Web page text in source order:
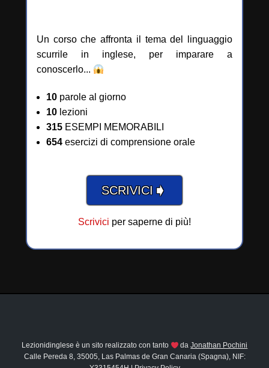
Un corso che affronta il tema del linguaggio
scurrile in inglese, per imparare a
conoscerlo...
10 parole al giorno
10 lezioni
315 ESEMPI MEMORABILI
654 esercizi di comprensione orale
SCRIVICI ➧
Scrivici per saperne di più!
Lezionidinglese è un sito realizzato con tanto daJonathan Pochini
Calle Pereda 8, 35005, Las Palmas de Gran Canaria (Spagna), NIF: